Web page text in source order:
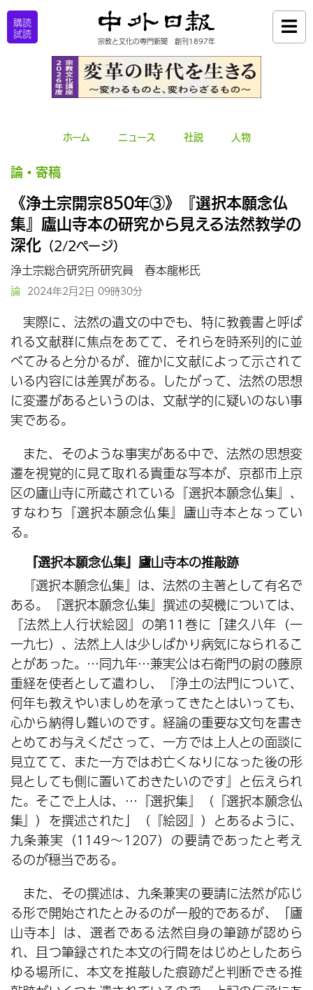
購読
試読
宗教と文化の専門新聞 創刊1897年
ホーム ニュース 社説 人物
論・寄稿
《浄土宗開宗850年③》『選択本願念仏
集』廬山寺本の研究から見える法然教学の
深化 （2/2ページ）
浄土宗総合研究所研究員 春本龍彬氏
論 2024年2月2日 09時30分
実際に、法然の遺文の中でも、特に教義書と呼ば
れる文献群に焦点をあてて、それらを時系列的に並
べてみると分かるが、確かに文献によって示されて
いる内容には差異がある。したがって、法然の思想
に変遷があるというのは、文献学的に疑いのない事
実である。
また、そのような事実がある中で、法然の思想変
遷を視覚的に見て取れる貴重な写本が、京都市上京
区の廬山寺に所蔵されている『選択本願念仏集』、
すなわち『選択本願念仏集』廬山寺本となってい
る。
『選択本願念仏集』廬山寺本の推敲跡
『選択本願念仏集』は、法然の主著として有名で
ある。『選択本願念仏集』撰述の契機については、
『法然上人行状絵図』の第11巻に「建久八年（一
一九七）、法然上人は少しばかり病気になられるこ
とがあった。…同九年…兼実公は右衛門の尉の藤原
重経を使者として遣わし、『浄土の法門について、
何年も教えやいましめを承ってきたとはいっても、
心から納得し難いのです。経論の重要な文句を書き
とめてお与えくださって、一方では上人との面談に
見立てて、また一方ではお亡くなりになった後の形
見としても側に置いておきたいのです』と伝えられ
た。そこで上人は、…『選択集』（『選択本願念仏
集』）を撰述された」（『絵図』）とあるように、
九条兼実（1149～1207）の要請であったと考え
るのが穏当である。
また、その撰述は、九条兼実の要請に法然が応じ
る形で開始されたとみるのが一般的であるが、「廬
山寺本」は、選者である法然自身の筆跡が認めら
れ、且つ筆録された本文の行間をはじめとしたあら
ゆる場所に、本文を推敲した痕跡だと判断できる推